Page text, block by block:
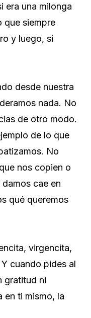
era una milonga
que siempre
y luego, si
desde nuestra
nada. No
de otro modo.
de lo que
No
nos copien o
cae en
qué queremos
virgencita,
cuando pides al
gratitud ni
en ti mismo, la